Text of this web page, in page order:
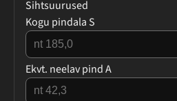
Sihtsuurused
Kogu pindala S
Ekvt. neelav pind A